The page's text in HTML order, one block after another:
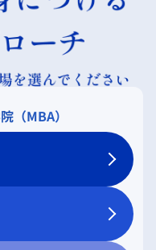
（MBA）